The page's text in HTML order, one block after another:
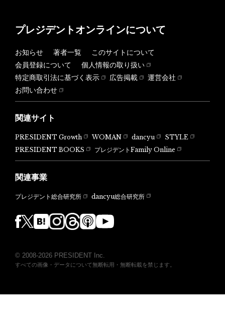
プレジデントオンラインについて
お知らせ 著者一覧
このサイトについて
会員登録について
個人情報の取り扱い
特定商取引法に基づく表示
広告掲載
運営会社
お問い合わせ
関連サイト
PRESIDENT Growth WOMAN dancyu
STYLE
PRESIDENT BOOKS
プレジデントFamily Online
関連事業
プレジデント総合研究所 dancyu総合研究所
© 2008-2026 PRESIDENT Inc.
すべての画像・データについて無断転用・無断転載を禁じます。